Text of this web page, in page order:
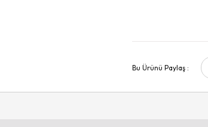
Bu Ürünü Paylaş :